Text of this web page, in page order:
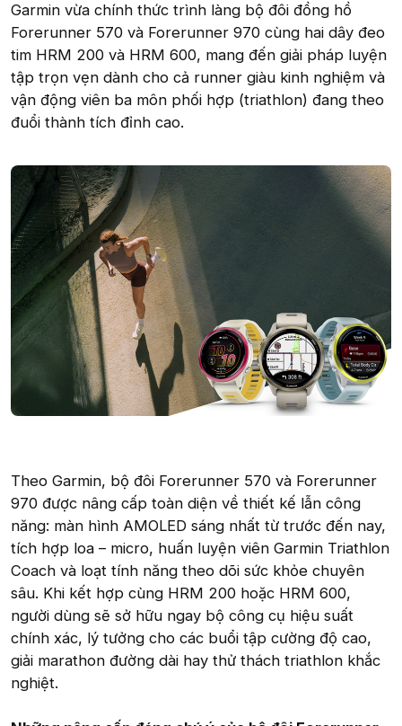
Garmin vừa chính thức trình làng bộ đôi đồng hồ
Forerunner 570 và Forerunner 970 cùng hai dây đeo
tim HRM 200 và HRM 600, mang đến giải pháp luyện
tập trọn vẹn dành cho cả runner giàu kinh nghiệm và
vận động viên ba môn phối hợp (triathlon) đang theo
đuổi thành tích đỉnh cao.
Theo Garmin, bộ đôi Forerunner 570 và Forerunner
970 được nâng cấp toàn diện về thiết kế lẫn công
năng: màn hình AMOLED sáng nhất từ trước đến nay,
tích hợp loa – micro, huấn luyện viên Garmin Triathlon
Coach và loạt tính năng theo dõi sức khỏe chuyên
sâu. Khi kết hợp cùng HRM 200 hoặc HRM 600,
người dùng sẽ sở hữu ngay bộ công cụ hiệu suất
chính xác, lý tưởng cho các buổi tập cường độ cao,
giải marathon đường dài hay thử thách triathlon khắc
nghiệt.